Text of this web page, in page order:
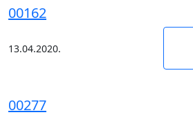
00162
13.04.2020.
00277